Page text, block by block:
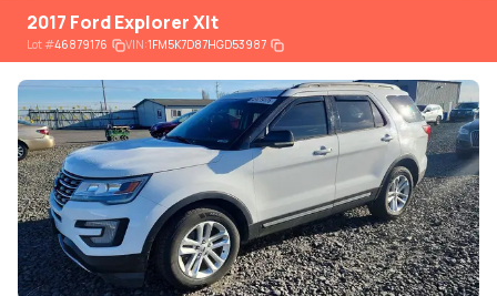
2017 Ford Explorer Xlt
Lot#46879176 VIN:1FM5K7D87HGD53987